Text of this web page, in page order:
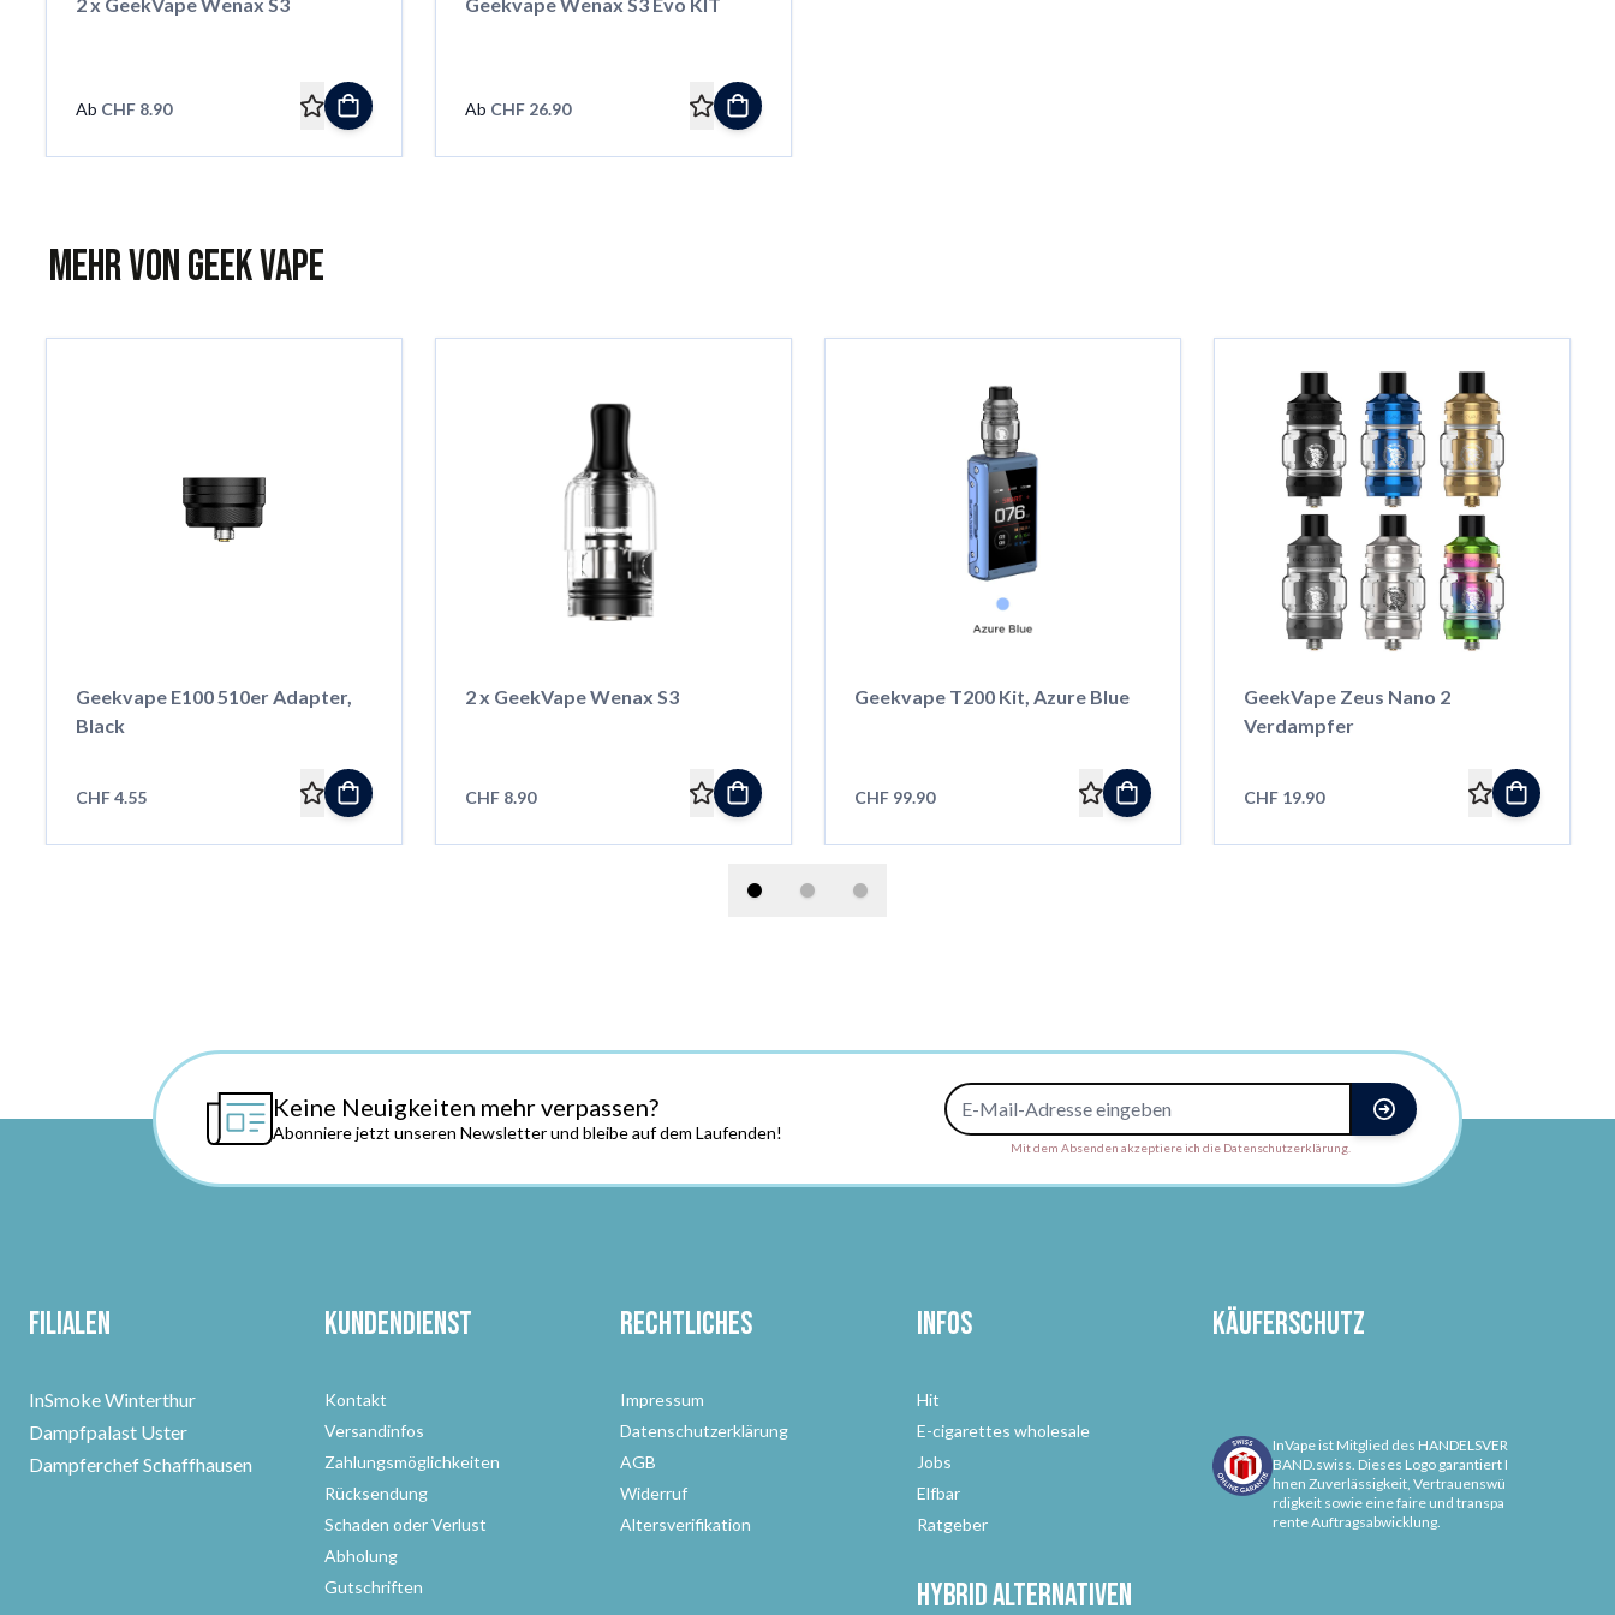
Ab CHF 8.90 Ab CHF 26.90
Mehr von Geek Vape
Geekvape E100 510er Adapter,
Black
CHF 4.55
2 x GeekVape Wenax S3
CHF 8.90
Geekvape T200 Kit, Azure Blue
CHF 99.90
GeekVape Zeus Nano 2
Verdampfer
CHF 19.90
Keine Neuigkeiten mehr verpassen?
Abonniere jetzt unseren Newsletter und bleibe auf dem Laufenden!
E-Mail-Adresse
Mit dem Absenden akzeptiere ich die Datenschutzerklärung.
Filialen
InSmoke Winterthur
Dampfpalast Uster
Dampferchef Schaffhausen
Kundendienst
Kontakt
Versandinfos
Zahlungsmöglichkeiten
Rücksendung
Schaden oder Verlust
Abholung
Gutschriften
Rechtliches
Impressum
Datenschutzerklärung
AGB
Widerruf
Altersverifikation
Infos
Hit
E-cigarettes wholesale
Jobs
Elfbar
Ratgeber
Hybrid Alternativen
Käuferschutz
InVape ist Mitglied des HANDELSVER
BAND.swiss. Dieses Logo garantiert I
hnen Zuverlässigkeit, Vertrauenswü
rdigkeit sowie eine faire und transpa
rente Auftragsabwicklung.